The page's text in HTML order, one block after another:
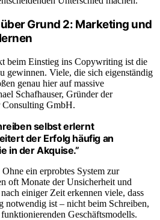
Grund 2: Marketing und
beim Einstieg ins Copywriting ist die
gewinnen. Viele, die sich eigenständig
genau hier auf massive
Schafhauser, Gründer der
Consulting GmbH.
selbst erlernt
der Erfolg häufig an
in der Akquise.”
ein erprobtes System zur
oft Monate der Unsicherheit und
einiger Zeit erkennen viele, dass
notwendig ist – nicht beim Schreiben,
Geschäftsmodells.